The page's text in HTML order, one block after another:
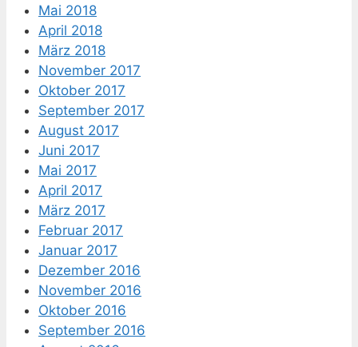
Mai 2018
April 2018
März 2018
November 2017
Oktober 2017
September 2017
August 2017
Juni 2017
Mai 2017
April 2017
März 2017
Februar 2017
Januar 2017
Dezember 2016
November 2016
Oktober 2016
September 2016